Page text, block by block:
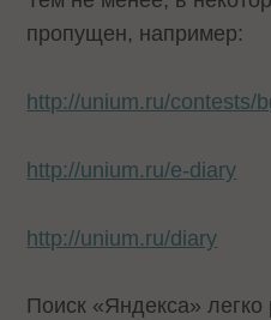
пропущен, например:
http://unium.ru/contests/
http://unium.ru/e-diary
http://unium.ru/diary
Поиск «Яндекса»